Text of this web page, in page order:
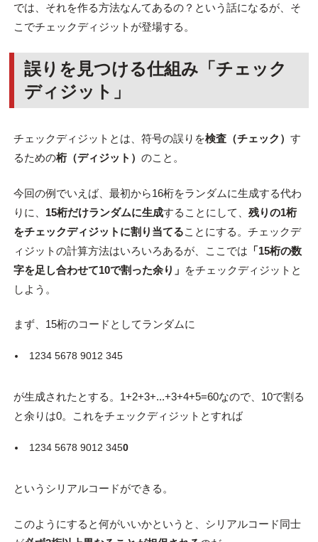
では、それを作る方法なんてあるの？という話になるが、そ
こでチェックディジットが登場する。
誤りを見つける仕組み「チェック
ディジット」
チェックディジットとは、符号の誤りを検査（チェック） す
るための桁（ディジット） のこと。
今回の例でいえば、最初から16桁をランダムに生成する代わ
りに、 15桁だけランダムに生成することにして、 残りの1桁
をチェックディジットに割り当てることにする。チェックデ
ィジットの計算方法はいろいろあるが、ここでは 「15桁の数
字を足し合わせて10で割った余り」 をチェックディジットと
しよう。
まず、15桁のコードとしてランダムに
1234 5678 9012 345
が生成されたとする。1+2+3+...+3+4+5=60なので、10で割る
と余りは0。これをチェックディジットとすれば
1234 5678 9012 3450
というシリアルコードができる。
このようにすると何がいいかというと、シリアルコード同士